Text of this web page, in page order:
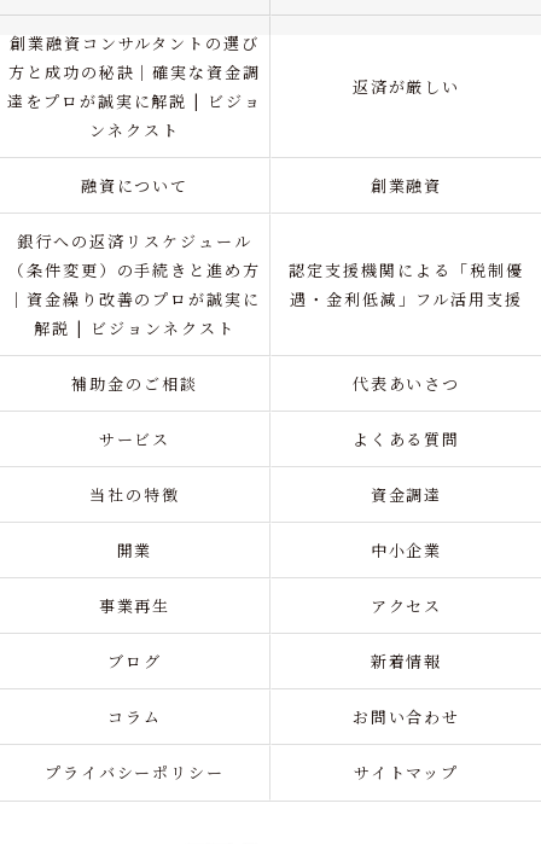
創業融資コンサルタントの選び
方と成功の秘訣｜確実な資金調
達をプロが誠実に解説 | ビジョ
ンネクスト
返済が厳しい
融資について 創業融資
銀行への返済リスケジュール
（条件変更）の手続きと進め方
｜資金繰り改善のプロが誠実に
解説 | ビジョンネクスト
認定支援機関による「税制優
遇・金利低減」フル活用支援
補助金のご相談 代表あいさつ
サービス よくある質問
当社の特徴 資金調達
開業 中小企業
事業再生 アクセス
ブログ 新着情報
コラム お問い合わせ
プライバシーポリシー サイトマップ